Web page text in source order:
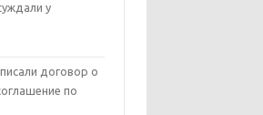
у
договор о
по